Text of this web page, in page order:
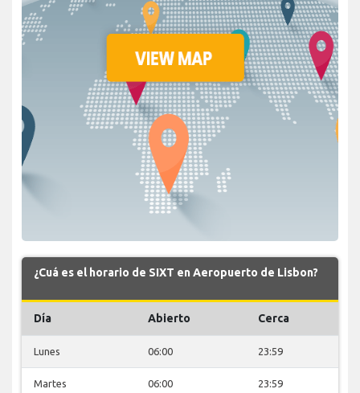
¿Cuá es el horario de SIXT en Aeropuerto de Lisbon?
Día Abierto Cerca
Lunes 06:00 23:59
Martes 06:00 23:59